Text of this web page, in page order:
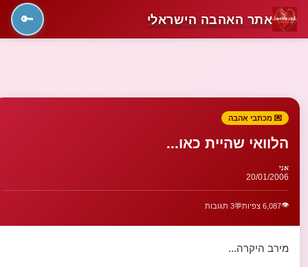
אתר האהבה הישראלי 🔑
💌 מכתבי אהבה
הלוואי שהיית כאו...
אני
20/01/2006
👁️6,087 צפיות 💬3 תגובות
מירב היקרה...